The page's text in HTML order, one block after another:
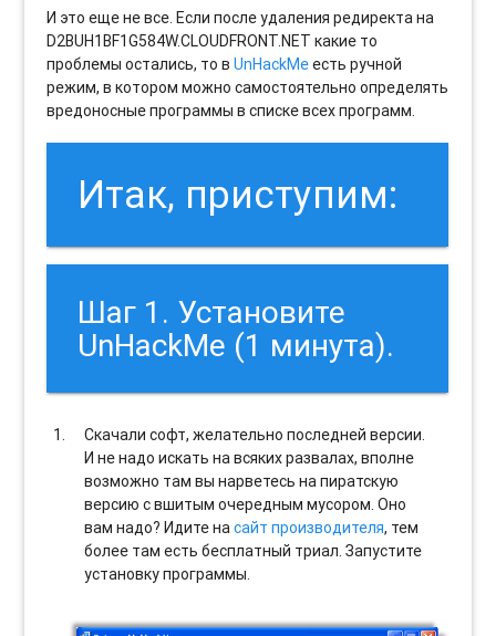
И это еще не все. Если после удаления редиректа на
D2BUH1BF1G584W.CLOUDFRONT.NET какие то
проблемы остались, то вUnHackMeесть ручной
режим, в котором можно самостоятельно определять
вредоносные программы в списке всех программ.
Итак, приступим:
Шаг 1. Установите
UnHackMe (1 минута).
Скачали софт, желательно последней версии.
И не надо искать на всяких развалах, вполне
возможно там вы нарветесь на пиратскую
версию с вшитым очередным мусором. Оно
вам надо? Идите насайт производителя, тем
более там есть бесплатный триал. Запустите
установку программы.